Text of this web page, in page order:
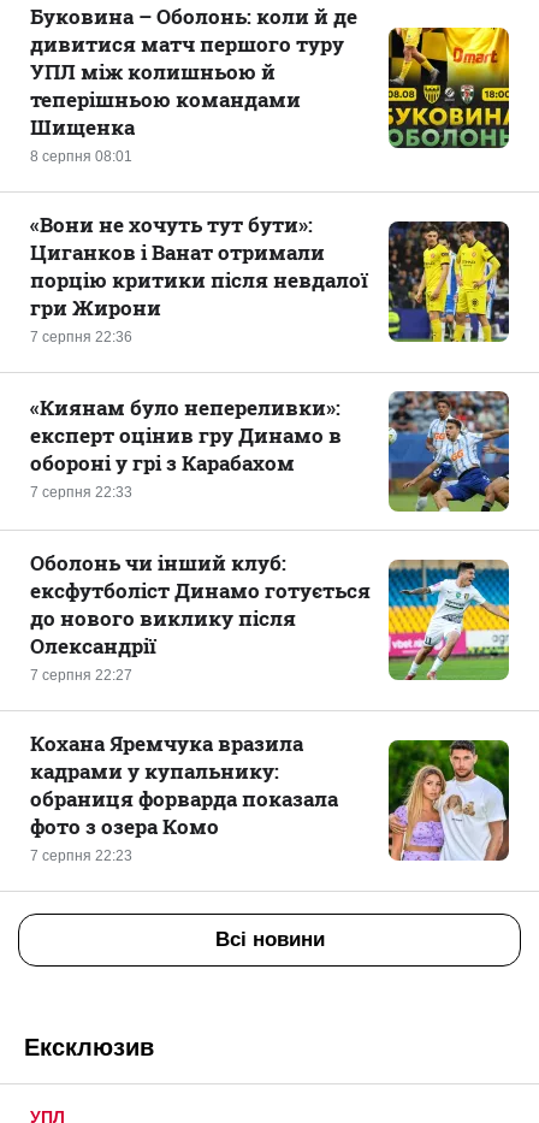
8 серпня 08:01
Буковина – Оболонь: коли й де
дивитися матч першого туру
УПЛ між колишньою й
теперішньою командами
Шищенка
7 серпня 22:36
«Вони не хочуть тут бути»:
Циганков і Ванат отримали
порцію критики після невдалої
гри Жирони
7 серпня 22:33
«Киянам було непереливки»:
експерт оцінив гру Динамо в
обороні у грі з Карабахом
7 серпня 22:27
Оболонь чи інший клуб:
ексфутболіст Динамо готується
до нового виклику після
Олександрії
7 серпня 22:23
Кохана Яремчука вразила
кадрами у купальнику:
обраниця форварда показала
фото з озера Комо
Всі новини
Ексклюзив
УПЛ